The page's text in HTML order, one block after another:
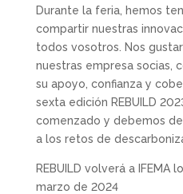
Durante la feria, hemos
compartir nuestras
todos vosotros. Nos
nuestras empresa socias,
su apoyo, confianza y
sexta edición REBUILD
comenzado y debemos
a los retos de
REBUILD volverá a IFEMA
marzo de 2024